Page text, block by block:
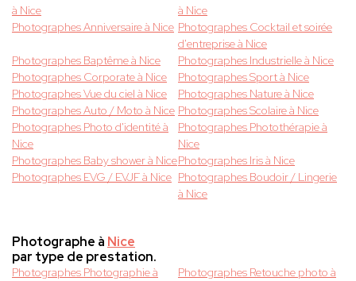
à Nice
à Nice
Photographes Anniversaire à Nice Photographes Cocktail et soirée
d'entreprise à Nice
Photographes Baptême à Nice
Photographes Industrielle à Nice
Photographes Corporate à Nice
Photographes Sport à Nice
Photographes Vue du ciel à Nice
Photographes Nature à Nice
Photographes Auto / Moto à Nice Photographes Scolaire à Nice
Photographes Photo d'identité à
Nice
Photographes Photothérapie à
Nice
Photographes Baby shower à NicePhotographes Iris à Nice
Photographes EVG / EVJF à Nice Photographes Boudoir / Lingerie
à Nice
Photographe à Nice
par type de prestation.
Photographes Photographie à
Photographes Retouche photo à